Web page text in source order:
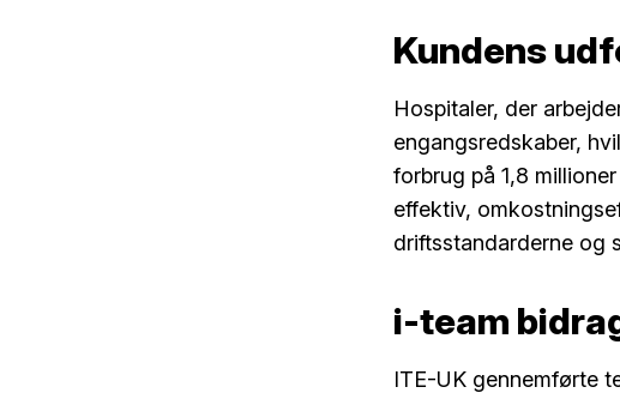
Kundens
Hospitaler, der
engangsredskaber,
forbrug på 1,8
effektiv,
driftsstandarderne og
i-team
ITE-UK gennemførte